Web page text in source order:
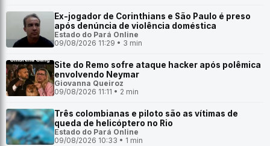
Ex-jogador de Corinthians e São Paulo é preso
após denúncia de violência doméstica
Estado do Pará Online
09/08/2026 11:29 • 3 min
Site do Remo sofre ataque hacker após polêmica
envolvendo Neymar
Giovanna Queiroz
09/08/2026 11:11 • 2 min
Três colombianas e piloto são as vítimas de
queda de helicóptero no Rio
Estado do Pará Online
09/08/2026 10:33 • 1 min